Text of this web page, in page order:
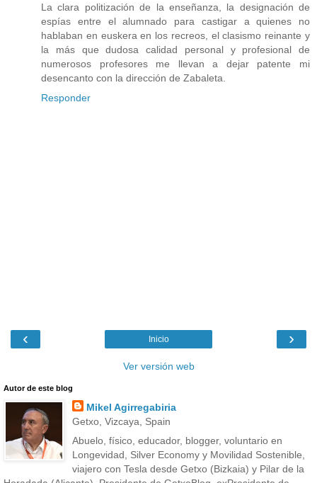
La clara politización de la enseñanza, la designación de
espías entre el alumnado para castigar a quienes no
hablaban en euskera en los recreos, el clasismo reinante y
la más que dudosa calidad personal y profesional de
numerosos profesores me llevan a dejar patente mi
desencanto con la dirección de Zabaleta.
Responder
‹ ›
Inicio
Ver versión web
Autor de este blog
Mikel Agirregabiria
Getxo, Vizcaya, Spain
Abuelo, físico, educador, blogger, voluntario en
Longevidad, Silver Economy y Movilidad Sostenible,
viajero con Tesla desde Getxo (Bizkaia) y Pilar de la